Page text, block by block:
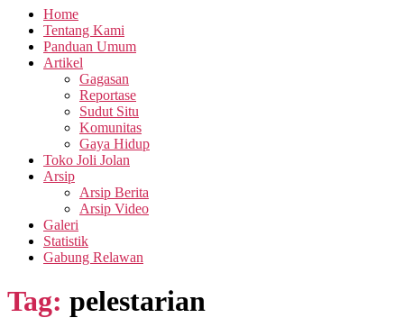
Home
Tentang Kami
Panduan Umum
Artikel
Gagasan
Reportase
Sudut Situ
Komunitas
Gaya Hidup
Toko Joli Jolan
Arsip
Arsip Berita
Arsip Video
Galeri
Statistik
Gabung Relawan
Tag: pelestarian